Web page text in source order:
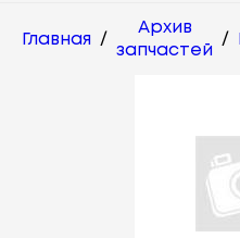
Главная /
Архив
запчастей
/